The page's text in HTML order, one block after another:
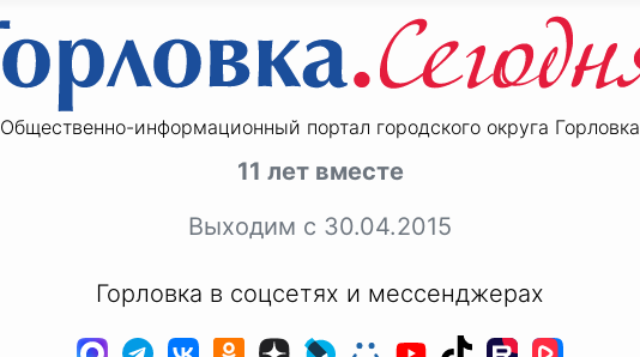
Общественно-информационный портал городского округа Горловка
11 лет вместе
Выходим с 30.04.2015
Горловка в соцсетях и мессенджерах
MAXTelegram
ВКонтакте
Одноклассники
ДзенLiveJournal
Мой Мир
YouTube
TikTokRutube